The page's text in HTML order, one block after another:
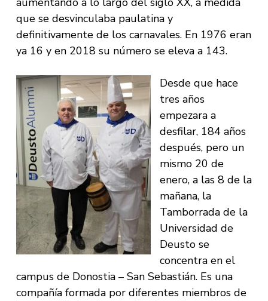
que se desvinculaba paulatina y
definitivamente de los carnavales. En 1976 eran
ya 16 y en 2018 su número se eleva a 143.
Desde que hace
tres años
empezara a
desfilar, 184 años
después, pero un
mismo 20 de
enero, a las 8 de la
mañana, la
Tamborrada de la
Universidad de
Deusto se
concentra en el
campus de Donostia – San Sebastián. Es una
compañía formada por diferentes miembros de